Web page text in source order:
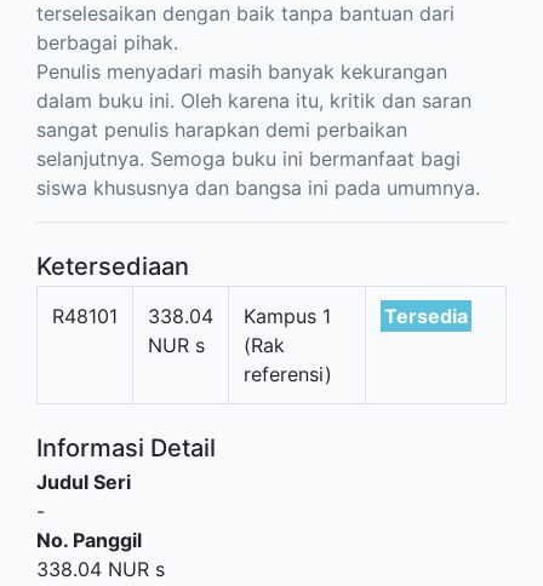
terselesaikan dengan baik tanpa bantuan dari
berbagai pihak.
Penulis menyadari masih banyak kekurangan
dalam buku ini. Oleh karena itu, kritik dan saran
sangat penulis harapkan demi perbaikan
selanjutnya. Semoga buku ini bermanfaat bagi
siswa khususnya dan bangsa ini pada umumnya.
Ketersediaan
R48101
338.04
NUR s
Kampus 1
(Rak
referensi)
Tersedia
Informasi Detail
Judul Seri
-
No. Panggil
338.04 NUR s